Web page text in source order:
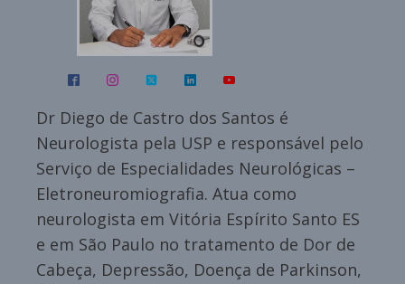
Dr Diego de Castro dos Santos é
Neurologista pela USP e responsável pelo
Serviço de Especialidades Neurológicas –
Eletroneuromiografia. Atua como
neurologista em Vitória Espírito Santo ES
e em São Paulo no tratamento de Dor de
Cabeça, Depressão, Doença de Parkinson,